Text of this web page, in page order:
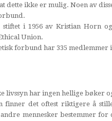
dette ikke er mulig. Noen av
stiftet i 1956 av Kristian Horn
Union.
forbund har 335 medlemmer
livssyn har ingen hellige bøker
finner det oftest riktigere å
mennesker bestemmer